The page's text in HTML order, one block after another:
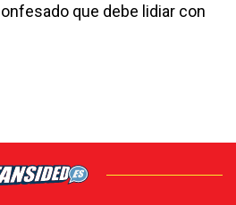
que debe lidiar con